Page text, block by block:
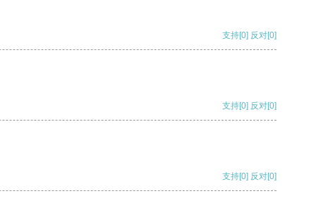
支持[0] 反对[0]
支持[0] 反对[0]
支持[0] 反对[0]